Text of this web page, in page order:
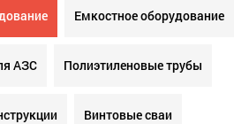
Емкостное оборудование
АЗС Полиэтиленовые трубы
Винтовые сваи